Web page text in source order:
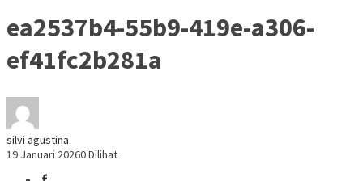
ea2537b4-55b9-419e-a306-
ef41fc2b281a
silvi agustina
19 Januari 20260 Dilihat